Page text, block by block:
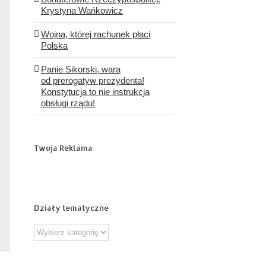
Krystyna Wańkowicz
Wojna, której rachunek płaci
Polska
Panie Sikorski, wara
od prerogatyw prezydenta!
Konstytucja to nie instrukcja
obsługi rządu!
Twoja Reklama
Działy tematyczne
Działy
tematyczne